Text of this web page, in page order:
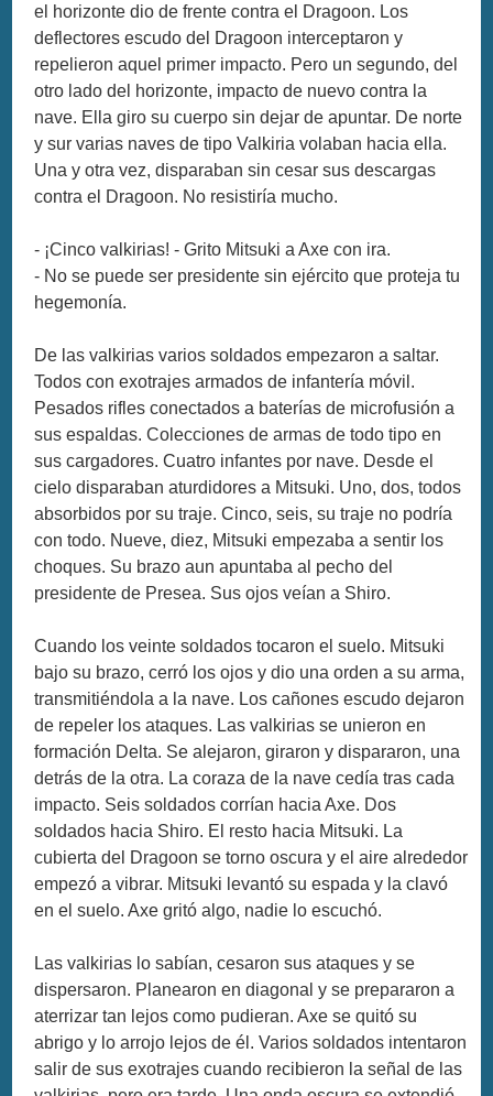
el horizonte dio de frente contra el Dragoon. Los
deflectores escudo del Dragoon interceptaron y
repelieron aquel primer impacto. Pero un segundo, del
otro lado del horizonte, impacto de nuevo contra la
nave. Ella giro su cuerpo sin dejar de apuntar. De norte
y sur varias naves de tipo Valkiria volaban hacia ella.
Una y otra vez, disparaban sin cesar sus descargas
contra el Dragoon. No resistiría mucho.
- ¡Cinco valkirias! - Grito Mitsuki a Axe con ira.
- No se puede ser presidente sin ejército que proteja tu
hegemonía.
De las valkirias varios soldados empezaron a saltar.
Todos con exotrajes armados de infantería móvil.
Pesados rifles conectados a baterías de microfusión a
sus espaldas. Colecciones de armas de todo tipo en
sus cargadores. Cuatro infantes por nave. Desde el
cielo disparaban aturdidores a Mitsuki. Uno, dos, todos
absorbidos por su traje. Cinco, seis, su traje no podría
con todo. Nueve, diez, Mitsuki empezaba a sentir los
choques. Su brazo aun apuntaba al pecho del
presidente de Presea. Sus ojos veían a Shiro.
Cuando los veinte soldados tocaron el suelo. Mitsuki
bajo su brazo, cerró los ojos y dio una orden a su arma,
transmitiéndola a la nave. Los cañones escudo dejaron
de repeler los ataques. Las valkirias se unieron en
formación Delta. Se alejaron, giraron y dispararon, una
detrás de la otra. La coraza de la nave cedía tras cada
impacto. Seis soldados corrían hacia Axe. Dos
soldados hacia Shiro. El resto hacia Mitsuki. La
cubierta del Dragoon se torno oscura y el aire alrededor
empezó a vibrar. Mitsuki levantó su espada y la clavó
en el suelo. Axe gritó algo, nadie lo escuchó.
Las valkirias lo sabían, cesaron sus ataques y se
dispersaron. Planearon en diagonal y se prepararon a
aterrizar tan lejos como pudieran. Axe se quitó su
abrigo y lo arrojo lejos de él. Varios soldados intentaron
salir de sus exotrajes cuando recibieron la señal de las